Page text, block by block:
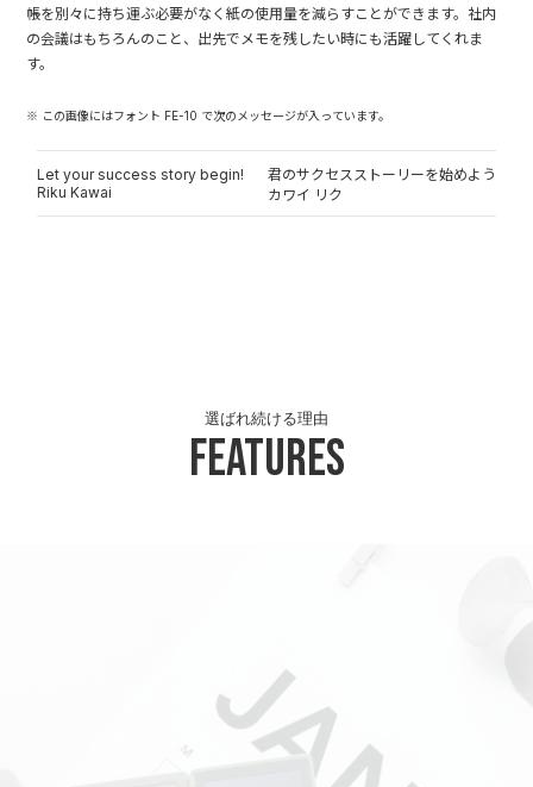
帳を別々に持ち運ぶ必要がなく紙の使用量を減らすことができます。社内
の会議はもちろんのこと、出先でメモを残したい時にも活躍してくれま
す。
※ この画像にはフォント FE-10 で次のメッセージが入っています。
Let your success story begin!
Riku Kawai
君のサクセスストーリーを始めよう
カワイ リク
Features
選ばれ続ける理由